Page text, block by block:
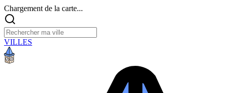
Chargement de la carte...
VILLES